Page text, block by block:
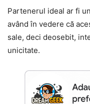
Partenerul ideal ar fi
având în vedere că
sale, deci deosebit,
unicitate.